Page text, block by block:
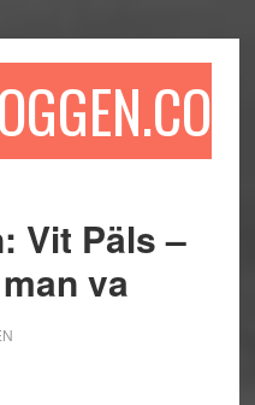
Vit Päls –
va